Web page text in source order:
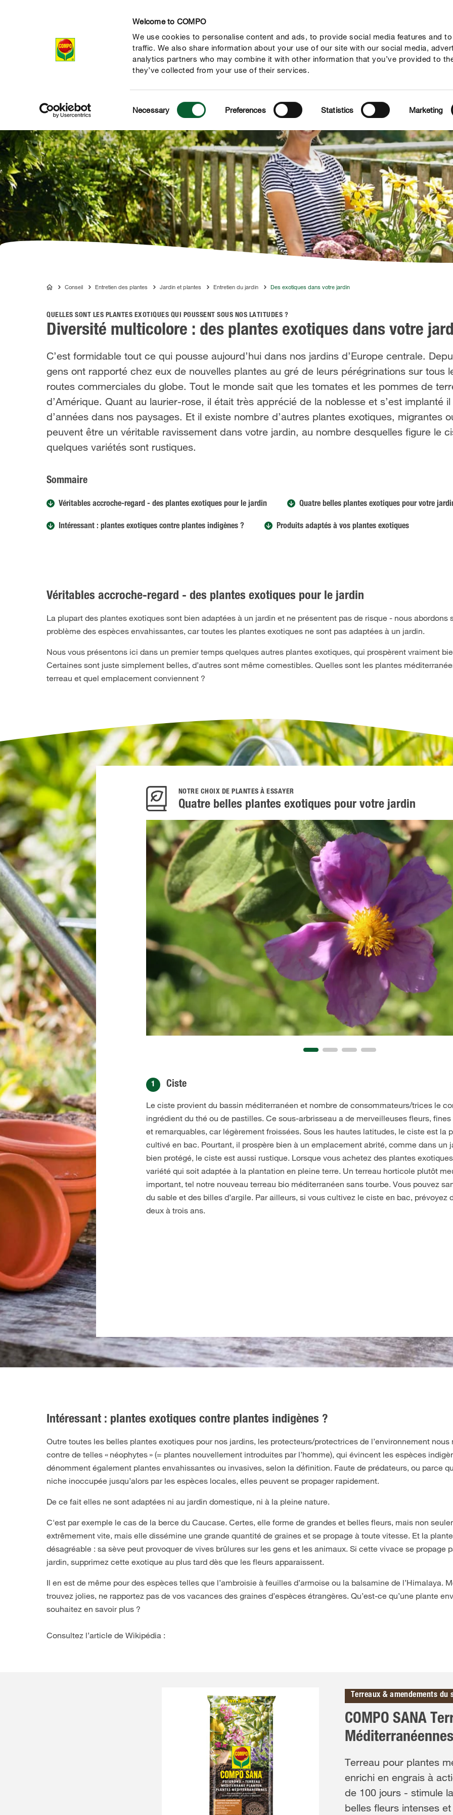
Welcome to COMPO
We use cookies to personalise content and ads, to provide social media features and
traffic. We also share information about your use of our site with our social media,
analytics partners who may combine it with other information that you’ve provided to
they’ve collected from your use of their services.
Selection
Necessary Preferences Statistics Marketing
Produits Conseil Thèmes Service Qui sommes-nous?
COMPOConseil Entretien des plantes Jardin et plantes Entretien du jardin Des exotiques dans votre jardin
QUELLES SONT LES PLANTES EXOTIQUES QUI POUSSENT SOUS NOS LATITUDES ?
Diversité multicolore : des plantes exotiques dans votre
C’est formidable tout ce qui pousse aujourd’hui dans nos jardins d’Europe centrale.
gens ont rapporté chez eux de nouvelles plantes au gré de leurs pérégrinations sur tous
routes commerciales du globe. Tout le monde sait que les tomates et les pommes de
d’Amérique. Quant au laurier-rose, il était très apprécié de la noblesse et s’est implanté
d’années dans nos paysages. Et il existe nombre d’autres plantes exotiques, migrantes
peuvent être un véritable ravissement dans votre jardin, au nombre desquelles figure le
quelques variétés sont rustiques.
Sommaire
Véritables accroche-regard - des plantes exotiques pour le jardin Quatre belles plantes exotiques pour votre
Intéressant : plantes exotiques contre plantes indigènes ? Produits adaptés à vos plantes exotiques
Véritables accroche-regard - des plantes exotiques pour le jardin
La plupart des plantes exotiques sont bien adaptées à un jardin et ne présentent pas de risque - nous abordons
problème des espèces envahissantes, car toutes les plantes exotiques ne sont pas adaptées à un jardin.
Nous vous présentons ici dans un premier temps quelques autres plantes exotiques, qui prospèrent vraiment
Certaines sont juste simplement belles, d’autres sont même comestibles. Quelles sont les plantes
terreau et quel emplacement conviennent ?
NOTRE CHOIX DE PLANTES À ESSAYER
Quatre belles plantes exotiques pour votre jardin
1
Ciste
Le ciste provient du bassin méditerranéen et nombre de consommateurs/trices le
ingrédient du thé ou de pastilles. Ce sous-arbrisseau a de merveilleuses fleurs,
et remarquables, car légèrement froissées. Sous les hautes latitudes, le ciste est la
cultivé en bac. Pourtant, il prospère bien à un emplacement abrité, comme dans un
bien protégé, le ciste est aussi rustique. Lorsque vous achetez des plantes
variété qui soit adaptée à la plantation en pleine terre. Un terreau horticole plutôt
important, tel notre nouveau terreau bio méditerranéen sans tourbe. Vous pouvez
du sable et des billes d’argile. Par ailleurs, si vous cultivez le ciste en bac, prévoyez
deux à trois ans.
Intéressant : plantes exotiques contre plantes indigènes ?
Outre toutes les belles plantes exotiques pour nos jardins, les protecteurs/protectrices de l’environnement nous
contre de telles « néophytes » (= plantes nouvellement introduites par l’homme), qui évincent les espèces
dénomment également plantes envahissantes ou invasives, selon la définition. Faute de prédateurs, ou parce
niche inoccupée jusqu’alors par les espèces locales, elles peuvent se propager rapidement.
De ce fait elles ne sont adaptées ni au jardin domestique, ni à la pleine nature.
C'est par exemple le cas de la berce du Caucase. Certes, elle forme de grandes et belles fleurs, mais non
extrêmement vite, mais elle dissémine une grande quantité de graines et se propage à toute vitesse. Et la
désagréable : sa sève peut provoquer de vives brûlures sur les gens et les animaux. Si cette vivace se propage
jardin, supprimez cette exotique au plus tard dès que les fleurs apparaissent.
Il en est de même pour des espèces telles que l’ambroisie à feuilles d’armoise ou la balsamine de l’Himalaya.
trouvez jolies, ne rapportez pas de vos vacances des graines d’espèces étrangères. Qu’est-ce qu’une plante
souhaitez en savoir plus ?
Consultez l’article de Wikipédia :
Terreaux & amendements du
COMPO SANA
Méditerranéennes
Terreau pour plantes
enrichi en engrais à
de 100 jours - stimule
belles fleurs intenses